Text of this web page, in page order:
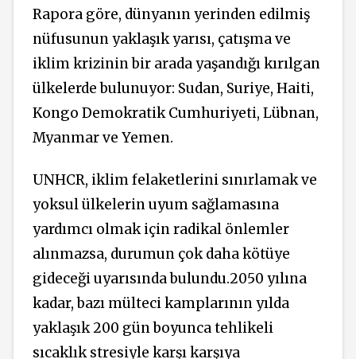
Rapora göre, dünyanın yerinden edilmiş
nüfusunun yaklaşık yarısı, çatışma ve
iklim krizinin bir arada yaşandığı kırılgan
ülkelerde bulunuyor: Sudan, Suriye, Haiti,
Kongo Demokratik Cumhuriyeti, Lübnan,
Myanmar ve Yemen.
UNHCR, iklim felaketlerini sınırlamak ve
yoksul ülkelerin uyum sağlamasına
yardımcı olmak için radikal önlemler
alınmazsa, durumun çok daha kötüye
gideceği uyarısında bulundu.2050 yılına
kadar, bazı mülteci kamplarının yılda
yaklaşık 200 gün boyunca tehlikeli
sıcaklık stresiyle karşı karşıya